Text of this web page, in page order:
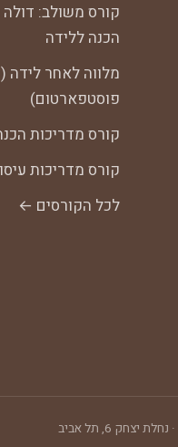
קורס משולב:
הכנה ללידה
מלווה לאחר לידה
פוסטפארטום)
קורס מדריכות
קורס מדריכות
לכל הקורסים ←
· נחלת יצחק 6, תל אביב